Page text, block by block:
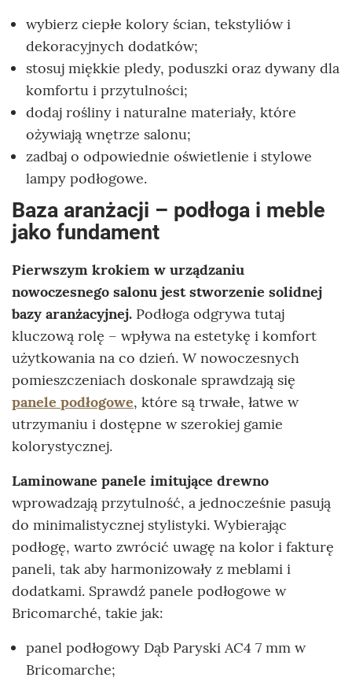
wybierz ciepłe kolory ścian, tekstyliów i
dekoracyjnych dodatków;
stosuj miękkie pledy, poduszki oraz dywany dla
komfortu i przytulności;
dodaj rośliny i naturalne materiały, które
ożywiają wnętrze salonu;
zadbaj o odpowiednie oświetlenie i stylowe
lampy podłogowe.
Baza aranżacji – podłoga i meble
jako fundament
Pierwszym krokiem w urządzaniu
nowoczesnego salonu jest stworzenie solidnej
bazy aranżacyjnej. Podłoga odgrywa tutaj
kluczową rolę – wpływa na estetykę i komfort
użytkowania na co dzień. W nowoczesnych
pomieszczeniach doskonale sprawdzają się
panele podłogowe, które są trwałe, łatwe w
utrzymaniu i dostępne w szerokiej gamie
kolorystycznej.
Laminowane panele imitujące drewno
wprowadzają przytulność, a jednocześnie pasują
do minimalistycznej stylistyki. Wybierając
podłogę, warto zwrócić uwagę na kolor i fakturę
paneli, tak aby harmonizowały z meblami i
dodatkami. Sprawdź panele podłogowe w
Bricomarché, takie jak:
panel podłogowy Dąb Paryski AC4 7 mm w
Bricomarche;